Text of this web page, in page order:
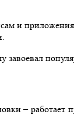
и
завоевал
–